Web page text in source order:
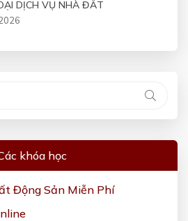
DỊCH VỤ NHÀ ĐẤT
khóa học
Động Sản Miễn Phí